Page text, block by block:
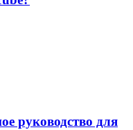
руководство для